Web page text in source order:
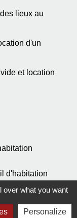
lieux au
d'un
et location
d'habitation
cette page
over what you want
Personalize